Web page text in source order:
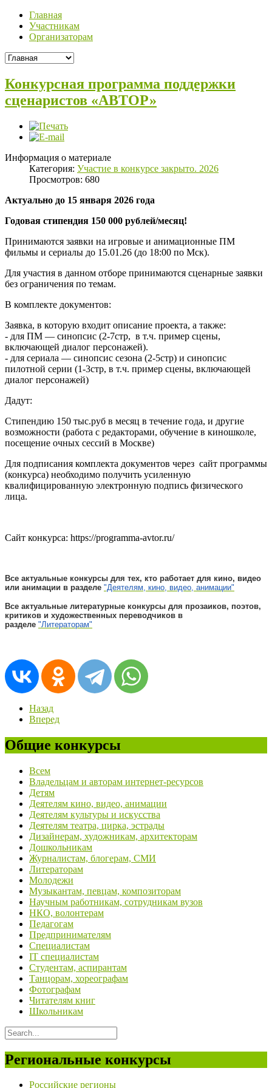
Главная
Участникам
Организаторам
Конкурсная программа поддержки
сценаристов «АВТОР»
Информация о материале
Категория: Участие в конкурсе закрыто. 2026
Просмотров: 680
Актуально до 15 января 2026 года
Годовая стипендия 150 000 рублей/месяц!
Принимаются заявки на игровые и анимационные ПМ
фильмы и сериалы до 15.01.26 (до 18:00 по Мск).
Для участия в данном отборе принимаются сценарные заявки
без ограничения по темам.
В комплекте документов:
Заявка, в которую входит описание проекта, а также:
- для ПМ — синопсис (2-7стр, в т.ч. пример сцены,
включающей диалог персонажей).
- для сериала — синопсис сезона (2-5стр) и синопсис
пилотной серии (1-3стр, в т.ч. пример сцены, включающей
диалог персонажей)
Дадут:
Стипендию 150 тыс.руб в месяц в течение года, и другие
возможности (работа с редакторами, обучение в киношколе,
посещение очных сессий в Москве)
Для подписания комплекта документов через сайт программы
(конкурса) необходимо получить усиленную
квалифицированную электронную подпись физического
лица.
Сайт конкурса: https://programma-avtor.ru/
Все актуальные конкурсы для тех, кто работает для кино, видео
или анимации в разделе "Деятелям, кино, видео, анимации"
Все актуальные литературные конкурсы для прозаиков, поэтов,
критиков и художественных переводчиков в
разделе "Литераторам"
Назад
Вперед
Общие конкурсы
Всем
Владельцам и авторам интернет-ресурсов
Детям
Деятелям кино, видео, анимации
Деятелям культуры и искусства
Деятелям театра, цирка, эстрады
Дизайнерам, художникам, архитекторам
Дошкольникам
Журналистам, блогерам, СМИ
Литераторам
Молодежи
Музыкантам, певцам, композиторам
Научным работникам, сотрудникам вузов
НКО, волонтерам
Педагогам
Предпринимателям
Специалистам
IT специалистам
Студентам, аспирантам
Танцорам, хореографам
Фотографам
Читателям книг
Школьникам
Региональные конкурсы
Российские регионы